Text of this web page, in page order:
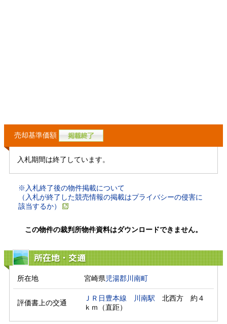
売却基準価額
入札期間は終了しています。
※入札終了後の物件掲載について
（入札が終了した競売情報の掲載はプライバシーの侵害に
該当するか）
この物件の裁判所物件資料はダウンロードできません。
所在地・交通
所在地 宮崎県児湯郡川南町
評価書上の交通
ＪＲ日豊本線 川南駅 北西方　約４
ｋｍ（直距）